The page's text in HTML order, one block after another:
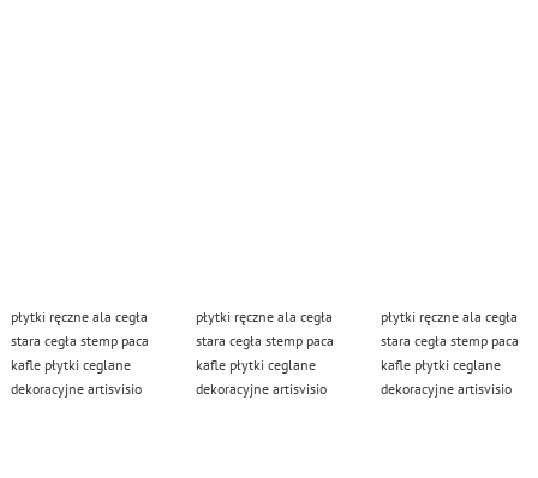
płytki ręczne ala cegła
stara cegła stemp paca
kafle płytki ceglane
dekoracyjne artisvisio
płytki ręczne ala cegła
stara cegła stemp paca
kafle płytki ceglane
dekoracyjne artisvisio
płytki ręczne ala cegła
stara cegła stemp paca
kafle płytki ceglane
dekoracyjne artisvisio